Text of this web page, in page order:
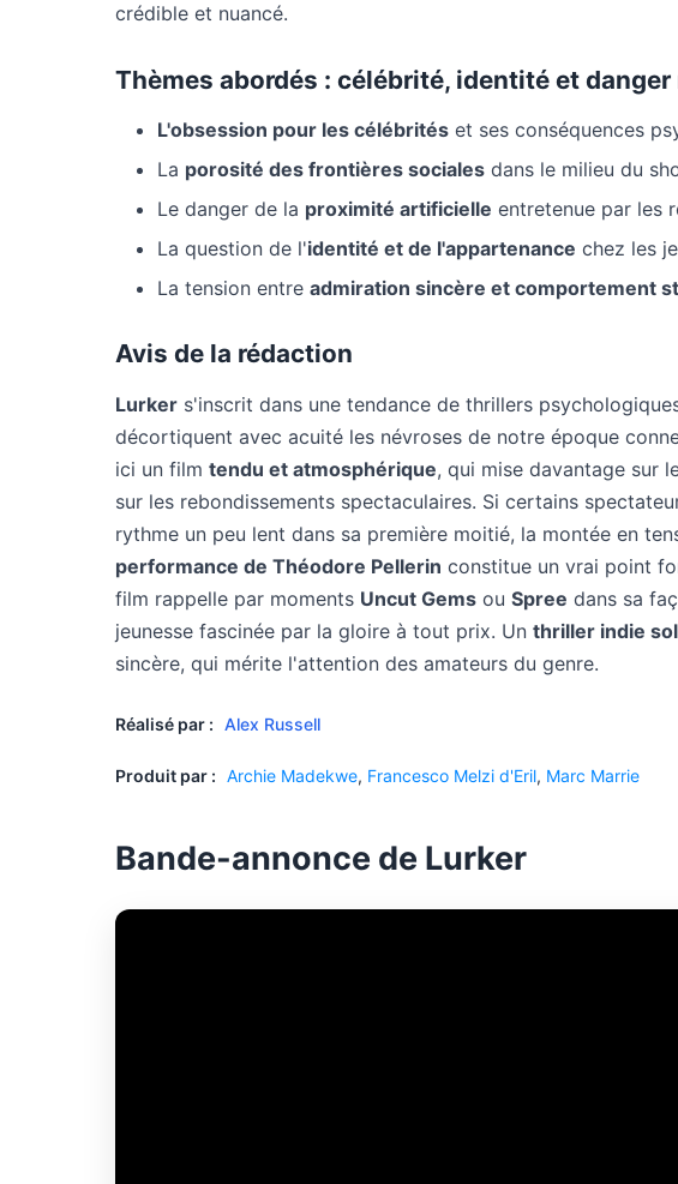
crédible et nuancé.
Thèmes abordés : célébrité, identité et
L'obsession pour les célébrités et ses conséquences
La porosité des frontières sociales dans le milieu du
Le danger de la proximité artificielle entretenue par les
La question de l'identité et de l'appartenance chez les
La tension entre admiration sincère et comportement
Avis de la rédaction
Lurker s'inscrit dans une tendance de thrillers
décortiquent avec acuité les névroses de notre époque
ici un film tendu et atmosphérique, qui mise davantage sur
sur les rebondissements spectaculaires. Si certains
rythme un peu lent dans sa première moitié, la montée en
performance de Théodore Pellerin constitue un vrai point
film rappelle par moments Uncut Gems ou Spree dans sa
jeunesse fascinée par la gloire à tout prix. Un thriller indie
sincère, qui mérite l'attention des amateurs du genre.
Réalisé par : Alex Russell
Produit par : Archie Madekwe, Francesco Melzi d'Eril, Marc Marrie
Bande-annonce de Lurker